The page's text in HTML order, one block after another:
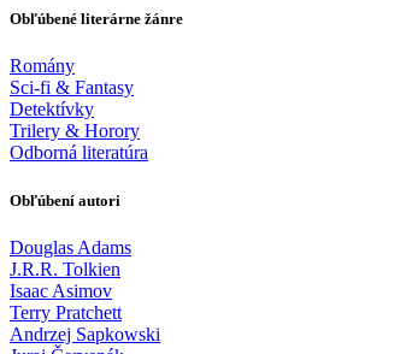
Obľúbené literárne žánre
Romány
Sci-fi & Fantasy
Detektívky
Trilery & Horory
Odborná literatúra
Obľúbení autori
Douglas Adams
J.R.R. Tolkien
Isaac Asimov
Terry Pratchett
Andrzej Sapkowski